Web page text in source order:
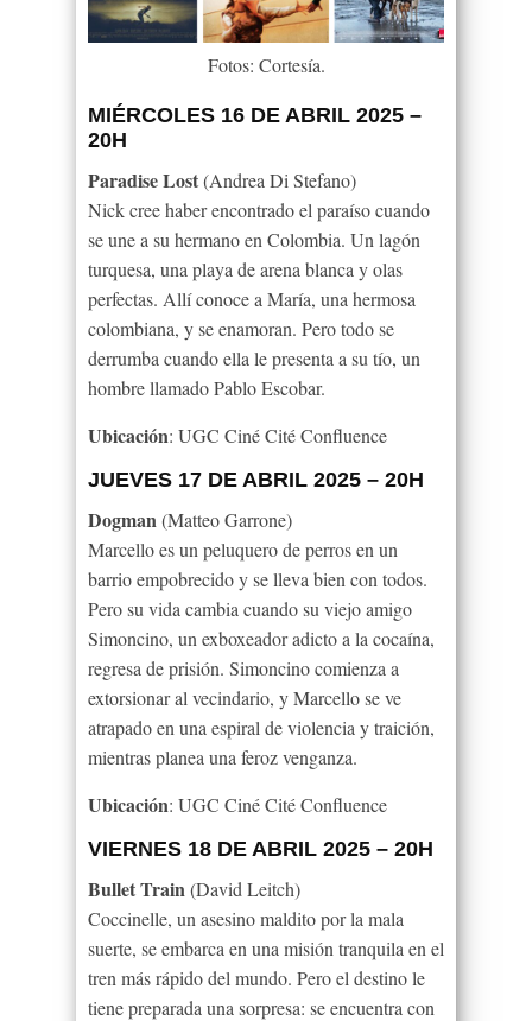
Fotos: Cortesía.
MIÉRCOLES 16 DE ABRIL 2025 –
20H
Paradise Lost(Andrea Di Stefano)
Nick cree haber encontrado el paraíso cuando
se une a su hermano en Colombia. Un lagón
turquesa, una playa de arena blanca y olas
perfectas. Allí conoce a María, una hermosa
colombiana, y se enamoran. Pero todo se
derrumba cuando ella le presenta a su tío, un
hombre llamado Pablo Escobar.
Ubicación: UGC Ciné Cité Confluence
JUEVES 17 DE ABRIL 2025 – 20H
Dogman(Matteo Garrone)
Marcello es un peluquero de perros en un
barrio empobrecido y se lleva bien con todos.
Pero su vida cambia cuando su viejo amigo
Simoncino, un exboxeador adicto a la cocaína,
regresa de prisión. Simoncino comienza a
extorsionar al vecindario, y Marcello se ve
atrapado en una espiral de violencia y traición,
mientras planea una feroz venganza.
Ubicación: UGC Ciné Cité Confluence
VIERNES 18 DE ABRIL 2025 – 20H
Bullet Train(David Leitch)
Coccinelle, un asesino maldito por la mala
suerte, se embarca en una misión tranquila en el
tren más rápido del mundo. Pero el destino le
tiene preparada una sorpresa: se encuentra con